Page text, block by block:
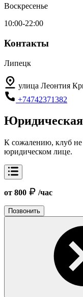
Воскресенье
10:00-22:00
Контакты
Липецк
улица Леонтия
+74742371382
К сожалению, клуб не
юридическом лице.
от 800 /час
Позвонить